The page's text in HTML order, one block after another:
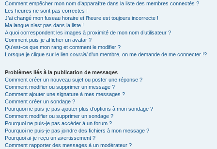
Comment empêcher mon nom d’apparaître dans la liste des membres connectés ?
Les heures ne sont pas correctes !
J’ai changé mon fuseau horaire et l’heure est toujours incorrecte !
Ma langue n’est pas dans la liste !
A quoi correspondent les images à proximité de mon nom d’utilisateur ?
Comment puis-je afficher un avatar ?
Qu’est-ce que mon rang et comment le modifier ?
Lorsque je clique sur le lien courrield’un membre, on me demande de me connecter !?
Problèmes liés à la publication de messages
Comment créer un nouveau sujet ou poster une réponse ?
Comment modifier ou supprimer un message ?
Comment ajouter une signature à mes messages ?
Comment créer un sondage ?
Pourquoi ne puis-je pas ajouter plus d’options à mon sondage ?
Comment modifier ou supprimer un sondage ?
Pourquoi ne puis-je pas accéder à un forum ?
Pourquoi ne puis-je pas joindre des fichiers à mon message ?
Pourquoi ai-je reçu un avertissement ?
Comment rapporter des messages à un modérateur ?